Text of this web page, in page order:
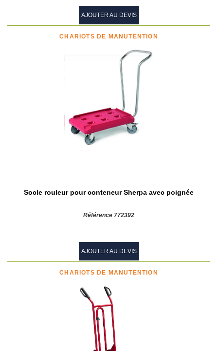
AJOUTER AU DEVIS
CHARIOTS DE MANUTENTION
Socle rouleur pour conteneur Sherpa avec poignée
Référence 772392
AJOUTER AU DEVIS
CHARIOTS DE MANUTENTION